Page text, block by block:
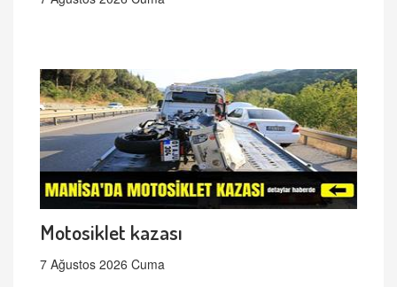
Motosiklet kazası
7 Ağustos 2026 Cuma